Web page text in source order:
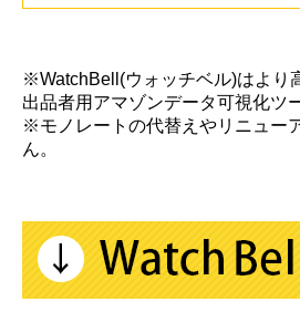
※WatchBell(ウォッチベル)はより
出品者用アマゾンデータ可視化ツ
※モノレートの代替えやリニュー
ん。